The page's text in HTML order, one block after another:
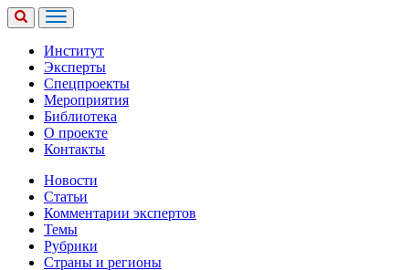
Институт
Эксперты
Спецпроекты
Мероприятия
Библиотека
О проекте
Контакты
Новости
Статьи
Комментарии экспертов
Темы
Рубрики
Страны и регионы